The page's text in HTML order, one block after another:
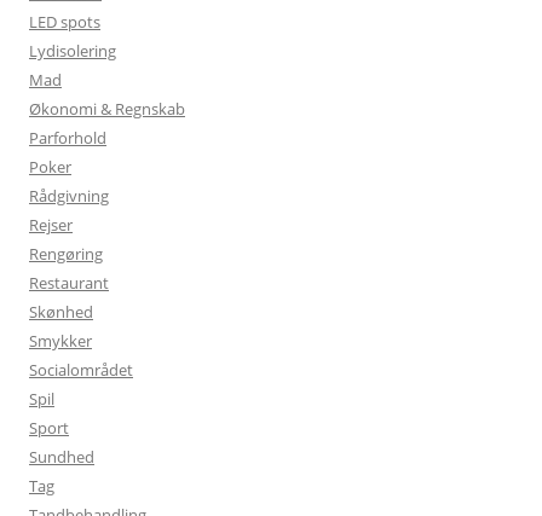
LED spots
Lydisolering
Mad
Økonomi & Regnskab
Parforhold
Poker
Rådgivning
Rejser
Rengøring
Restaurant
Skønhed
Smykker
Socialområdet
Spil
Sport
Sundhed
Tag